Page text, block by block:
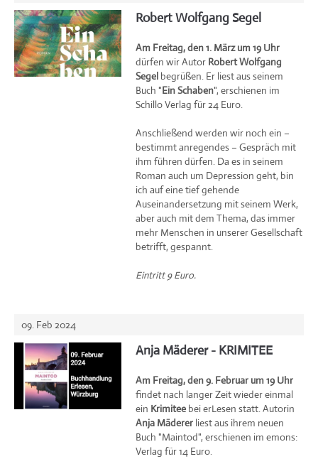
Robert Wolfgang Segel
Am Freitag, den 1. März um 19 Uhr
dürfen wir Autor Robert Wolfgang
Segel begrüßen. Er liest aus seinem
Buch "Ein Schaben", erschienen im
Schillo Verlag für 24 Euro.
Anschließend werden wir noch ein –
bestimmt anregendes – Gespräch mit
ihm führen dürfen. Da es in seinem
Roman auch um Depression geht, bin
ich auf eine tief gehende
Auseinandersetzung mit seinem Werk,
aber auch mit dem Thema, das immer
mehr Menschen in unserer Gesellschaft
betrifft, gespannt.
Eintritt 9 Euro.
09. Feb 2024
Anja Mäderer - KRIMITEE
Am Freitag, den 9. Februar um 19 Uhr
findet nach langer Zeit wieder einmal
ein Krimiteebei erLesen statt. Autorin
Anja Mädererliest aus ihrem neuen
Buch "Maintod", erschienen im emons:
Verlag für 14 Euro.